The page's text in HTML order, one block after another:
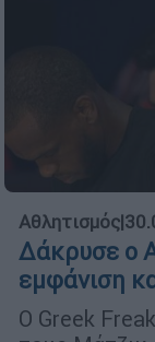
Αθλητισμός|
Δάκρυσε ο
εμφάνιση
Ο Greek